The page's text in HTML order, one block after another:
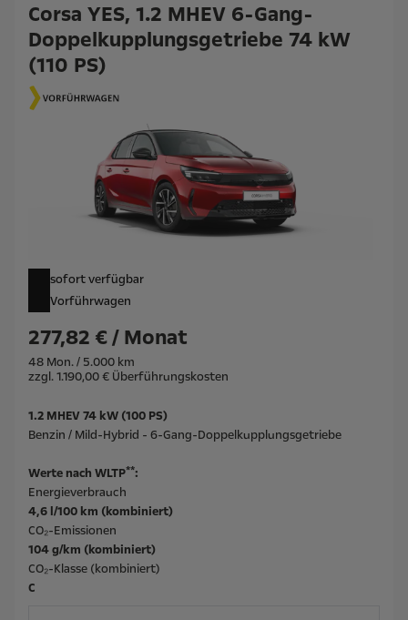
Corsa YES, 1.2 MHEV 6-Gang-
Doppelkupplungsgetriebe 74 kW
(110 PS)
sofort verfügbar
Vorführwagen
277,82 € / Monat
48 Mon. / 5.000 km
zzgl. 1.190,00 € Überführungskosten
1.2 MHEV 74 kW (100 PS)
Benzin / Mild-Hybrid - 6-Gang-Doppelkupplungsgetriebe
Werte nach WLTP**:
Energieverbrauch
4,6 l/100 km (kombiniert)
CO₂-Emissionen
104 g/km (kombiniert)
CO₂-Klasse (kombiniert)
C